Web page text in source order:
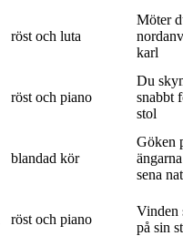
röst och luta
Möter
karl
röst och piano
Du
snabbt
stol
blandad kör
Göken
sena
röst och piano
Vinden
på sin